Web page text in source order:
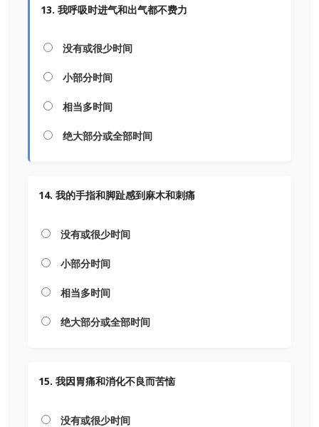
13. 我呼吸时进气和出气都不费力
没有或很少时间
小部分时间
相当多时间
绝大部分或全部时间
14. 我的手指和脚趾感到麻木和刺痛
没有或很少时间
小部分时间
相当多时间
绝大部分或全部时间
15. 我因胃痛和消化不良而苦恼
没有或很少时间